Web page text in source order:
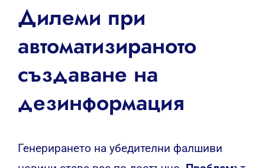
Дилеми при
автоматизираното
създаване на
дезинформация
Генерирането на убедителни фалшиви